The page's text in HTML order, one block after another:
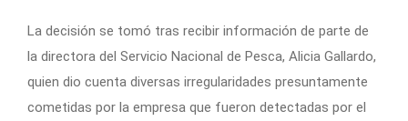
La decisión se tomó tras recibir información de parte de
la directora del Servicio Nacional de Pesca, Alicia Gallardo,
quien dio cuenta diversas irregularidades presuntamente
cometidas por la empresa que fueron detectadas por el